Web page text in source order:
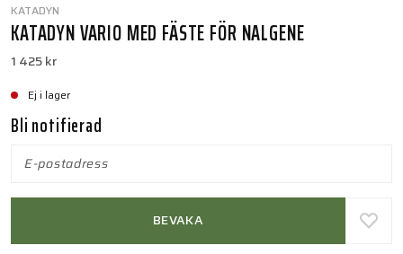
KATADYN
KATADYN VARIO MED FÄSTE FÖR NALGENE
1 425 kr
Ej i lager
Bli notifierad
BEVAKA